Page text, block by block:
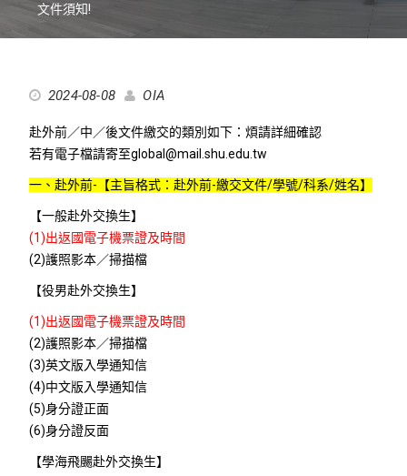
文件須知!
2024-08-08 OIA
赴外前／中／後文件繳交的類別如下：煩請詳細確認
若有電子檔請寄至global@mail.shu.edu.tw
一、赴外前- 【主旨格式：赴外前-繳交文件/學號/科系/姓名】
【一般赴外交換生】
(1)出返國電子機票證及時間
(2)護照影本／掃描檔
【役男赴外交換生】
(1)出返國電子機票證及時間
(2)護照影本／掃描檔
(3)英文版入學通知信
(4)中文版入學通知信
(5)身分證正面
(6)身分證反面
【學海飛颺赴外交換生】